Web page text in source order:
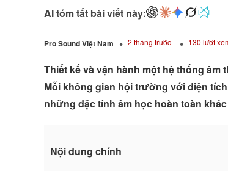
AI tóm tắt bài viết này:
Pro Sound Việt Nam 2 tháng trước 130 lượt
Thiết kế và vận hành một hệ thống
Mỗi không gian hội trường với diện
những đặc tính âm học hoàn toàn
Nội dung chính